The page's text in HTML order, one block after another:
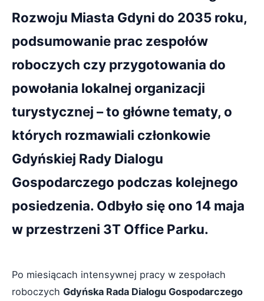
Rozwoju Miasta Gdyni do 2035 roku,
podsumowanie prac zespołów
roboczych czy przygotowania do
powołania lokalnej organizacji
turystycznej – to główne tematy, o
których rozmawiali członkowie
Gdyńskiej Rady Dialogu
Gospodarczego podczas kolejnego
posiedzenia. Odbyło się ono 14 maja
w przestrzeni 3T Office Parku.
Po miesiącach intensywnej pracy w zespołach
roboczych Gdyńska Rada Dialogu Gospodarczego